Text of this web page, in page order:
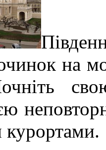
на